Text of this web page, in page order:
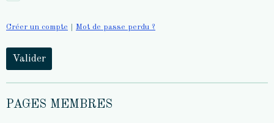
Créer un compte Mot de passe perdu ?
Valider
PAGES MEMBRES